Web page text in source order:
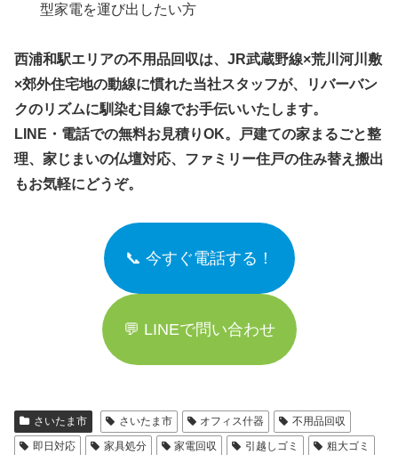
型家電を運び出したい方
西浦和駅エリアの不用品回収は、JR武蔵野線×荒川河川敷
×郊外住宅地の動線に慣れた当社スタッフが、リバーバン
クのリズムに馴染む目線でお手伝いいたします。
LINE・電話での無料お見積りOK。戸建ての家まるごと整
理、家じまいの仏壇対応、ファミリー住戸の住み替え搬出
もお気軽にどうぞ。
📞 今すぐ電話する！
💬 LINEで問い合わせ
さいたま市 さいたま市 オフィス什器
不用品回収
即日対応
家具処分 家電回収 引越しゴミ
粗大ゴミ